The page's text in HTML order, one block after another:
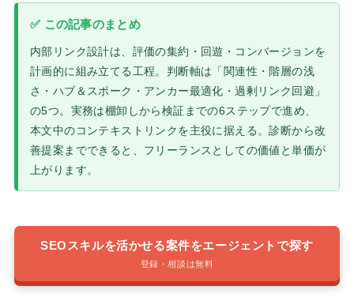
✅ この記事のまとめ
内部リンク設計は、評価の集約・回遊・コンバージョンを
計画的に組み立てる工程。判断軸は「関連性・階層の浅
さ・ハブ＆スポーク・アンカー最適化・過剰リンク回避」
の5つ。実務は棚卸しから検証までの6ステップで進め、
本文中のコンテキストリンクを主役に据える。診断から改
善提案までできると、フリーランスとしての価値と単価が
上がります。
SEOスキルを活かせる案件をエージェントで探す
登録・相談は無料